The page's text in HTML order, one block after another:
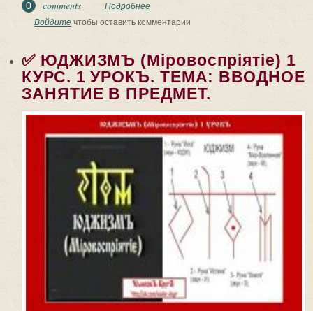
0 comments Подробнее
КУРСЪ. 2 УРОКЪ. Тема: ГОЛОСОВАЯ
Войдитечтобы оставить комментарии
✅ ЮДЖИЗМЪ (Мiровоспрiятiе) 1
КУРС. 1 УРОКЪ. ТЕМА: ВВОДНОЕ
ЗАНЯТИЕ В ПРЕДМЕТ.